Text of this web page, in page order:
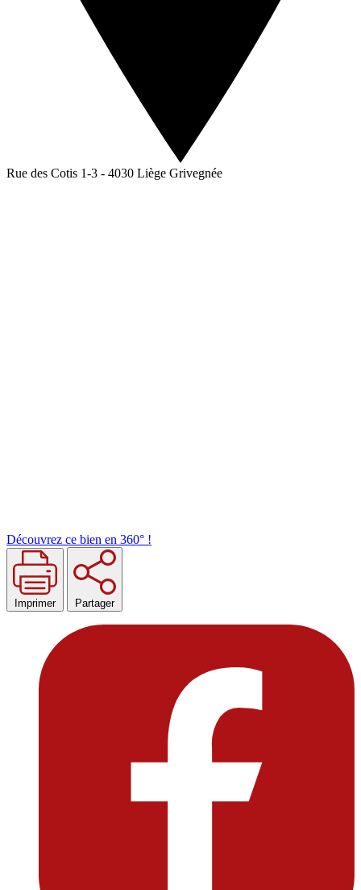
Rue des Cotis 1-3 - 4030 Liège Grivegnée
Découvrez ce bien en 360° !
Imprimer Partager